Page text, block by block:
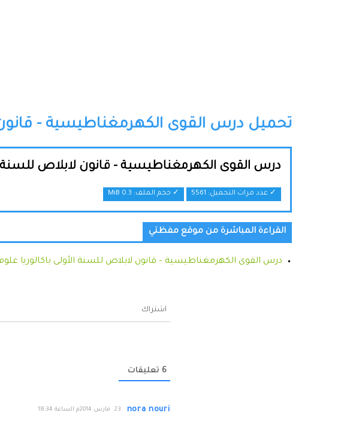
تحميل درس القوى الكهرمغناطيسية - قانون
درس القوى الكهرمغناطيسية - قانون لابلاص للسنة
✓ عدد مرات التحميل: 5561 ✓ حجم الملف: 0.3 MiB
القراءة المباشرة من موقع مفظتي
درس القوى الكهرمغناطيسية – قانون لابلاص للسنة الأولى باكالوريا
اشتراك
6 تعليقات
nora nouri 23 مارس 2014م الساعة 18:34